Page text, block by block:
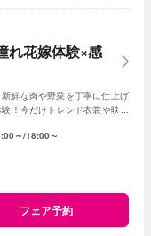
れ花嫁体験×感
鮮な肉や野菜を丁寧に仕上げ
！今だけトレンド衣裳や映像
～ 18:00～
フェア予約